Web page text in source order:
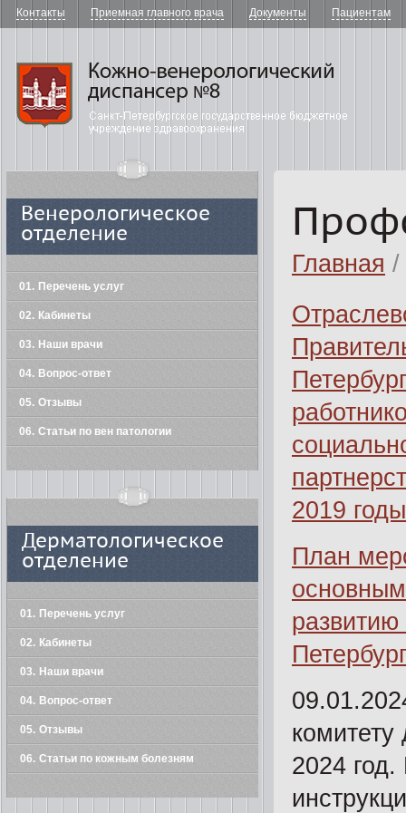
Главная /
2019 годы
План
2024
Венерологическое
отделение
01 Перечень услуг
02 Кабинеты
03 Наши врачи
04 Вопрос-ответ
05 Отзывы
06 Статьи по вен патологии
Дерматологическое
отделение
01 Перечень услуг
02 Кабинеты
03 Наши врачи
04 Вопрос-ответ
05 Отзывы
06 Статьи по кожным болезням
Контакты Приемная главного врача Документы Пациентам